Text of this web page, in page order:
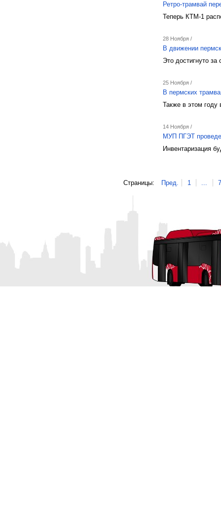
Ретро-трамвай
Теперь КТМ-1
28 Ноября /
В движении
Это достигнуто
25 Ноября /
В пермских
Также в этом году
14 Ноября /
МУП ПГЭТ
Инвентаризация
Страницы: Пред. 1